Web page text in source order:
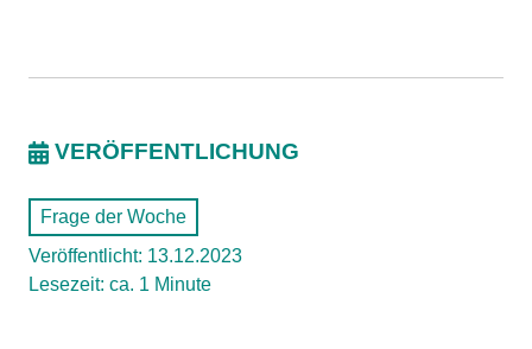
VERÖFFENTLICHUNG
Frage der Woche
Veröffentlicht: 13.12.2023
Lesezeit: ca. 1 Minute